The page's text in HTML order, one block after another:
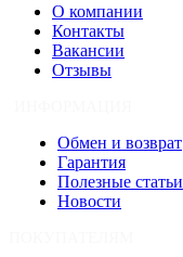
О компании
Контакты
Вакансии
Отзывы
Обмен и возврат
Гарантия
Полезные статьи
Новости